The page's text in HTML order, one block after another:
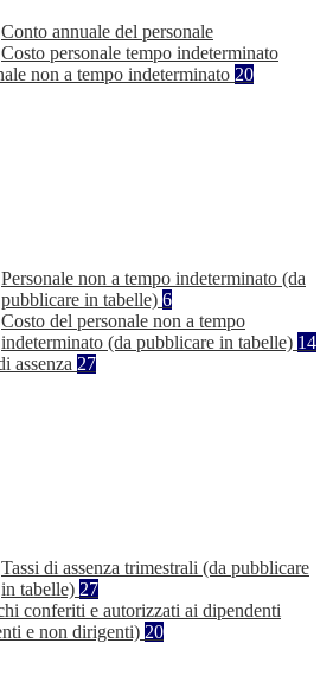
Conto annuale del personale
Costo personale tempo indeterminato
non a tempo indeterminato 20
Personale non a tempo indeterminato (da
pubblicare in tabelle) 6
Costo del personale non a tempo
indeterminato (da pubblicare in tabelle) 14
assenza 27
Tassi di assenza trimestrali (da pubblicare
in tabelle) 27
conferiti e autorizzati ai dipendenti
e non dirigenti) 20